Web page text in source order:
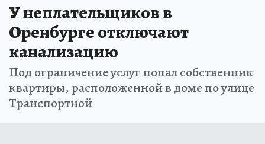
У неплательщиков в
Оренбурге отключают
канализацию
Под ограничение услуг попал собственник
квартиры, расположенной в доме по улице
Транспортной